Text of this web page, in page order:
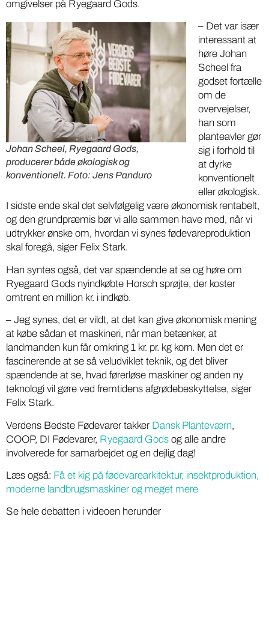
omgivelser på Ryegaard Gods.
Johan Scheel, Ryegaard Gods,
producerer både økologisk og
konventionelt. Foto: Jens Panduro
– Det var især
interessant at
høre Johan
Scheel fra
godset fortælle
om de
overvejelser,
han som
planteavler gør
sig i forhold til
at dyrke
konventionelt
eller økologisk.
I sidste ende skal det selvfølgelig være økonomisk rentabelt,
og den grundpræmis bør vi alle sammen have med, når vi
udtrykker ønske om, hvordan vi synes fødevareproduktion
skal foregå, siger Felix Stark.
Han syntes også, det var spændende at se og høre om
Ryegaard Gods nyindkøbte Horsch sprøjte, der koster
omtrent en million kr. i indkøb.
– Jeg synes, det er vildt, at det kan give økonomisk mening
at købe sådan et maskineri, når man betænker, at
landmanden kun får omkring 1 kr. pr. kg korn. Men det er
fascinerende at se så veludviklet teknik, og det bliver
spændende at se, hvad førerløse maskiner og anden ny
teknologi vil gøre ved fremtidens afgrødebeskyttelse, siger
Felix Stark.
Verdens Bedste Fødevarer takker Dansk Planteværn,
COOP, DI Fødevarer, Ryegaard Gods og alle andre
involverede for samarbejdet og en dejlig dag!
Læs også: Få et kig på fødevarearkitektur, insektproduktion,
moderne landbrugsmaskiner og meget mere
Se hele debatten i videoen herunder